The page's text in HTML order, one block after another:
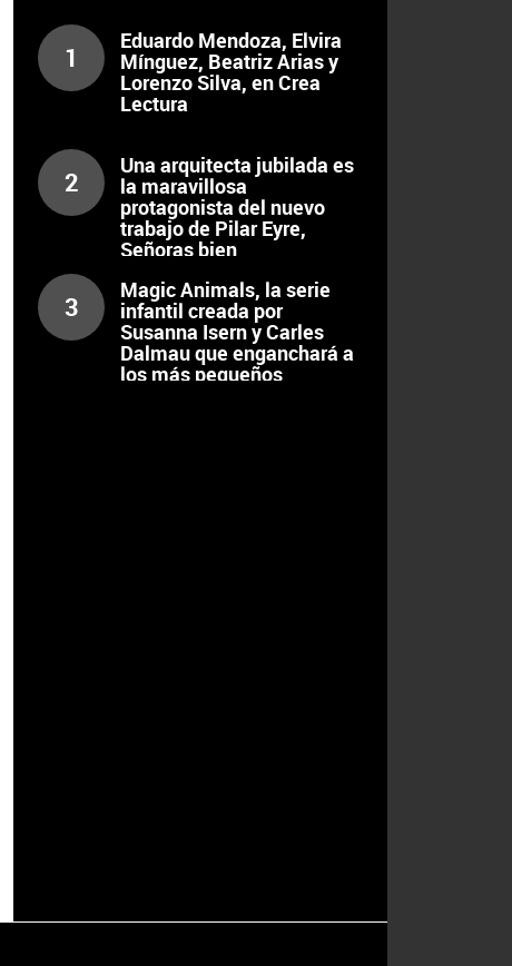
1
Eduardo Mendoza, Elvira
Mínguez, Beatriz Arias y
Lorenzo Silva, en Crea
Lectura
2
Una arquitecta jubilada es
la maravillosa
protagonista del nuevo
trabajo de Pilar Eyre,
Señoras bien
3
Magic Animals, la serie
infantil creada por
Susanna Isern y Carles
Dalmau que enganchará a
los más pequeños